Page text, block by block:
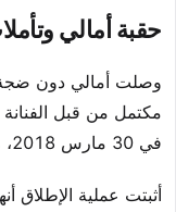
حقبة أمالي
وصلت أمالي دون ضجة
مكتمل من قبل الفنانة
في 30 مارس 2018، من خلال RCA وكيموسابي ريكوردز.
أثبتت عملية الإطلاق